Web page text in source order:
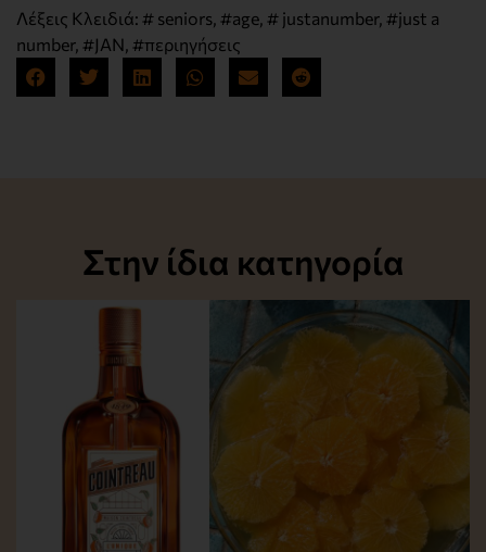
Λέξεις Κλειδιά: # seniors, #age, # justanumber, #just a
number, #JAN, #περιηγήσεις
Στην ίδια κατηγορία